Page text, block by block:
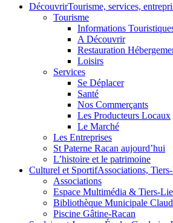
DécouvrirTourisme, services,
Tourisme
Informations
A Découvrir
Restauration
Loisirs
Services
Se Déplacer
Santé
Nos Commerçants
Les Producteurs Locaux
Le Marché
Les Entreprises
St Paterne Racan aujourd’hui
L’histoire et le patrimoine
Culturel et SportifAssociations,
Associations
Espace Multimédia & Tiers-
Bibliothèque Municipale
Piscine Gâtine-Racan